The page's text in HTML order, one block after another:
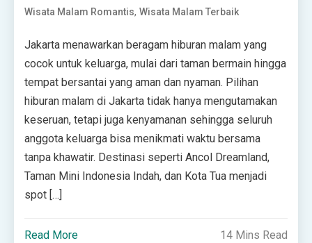
Wisata Malam Romantis,Wisata Malam Terbaik
Jakarta menawarkan beragam hiburan malam yang
cocok untuk keluarga, mulai dari taman bermain hingga
tempat bersantai yang aman dan nyaman. Pilihan
hiburan malam di Jakarta tidak hanya mengutamakan
keseruan, tetapi juga kenyamanan sehingga seluruh
anggota keluarga bisa menikmati waktu bersama
tanpa khawatir. Destinasi seperti Ancol Dreamland,
Taman Mini Indonesia Indah, dan Kota Tua menjadi
spot […]
Read More 14 Mins Read